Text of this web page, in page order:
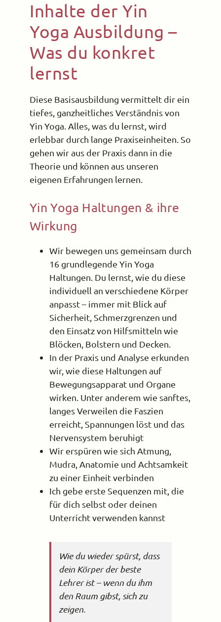
Inhalte der Yin
Yoga Ausbildung –
Was du konkret
lernst
Diese Basisausbildung vermittelt dir ein
tiefes, ganzheitliches Verständnis von
Yin Yoga. Alles, was du lernst, wird
erlebbar durch lange Praxiseinheiten. So
gehen wir aus der Praxis dann in die
Theorie und können aus unseren
eigenen Erfahrungen lernen.
Yin Yoga Haltungen & ihre
Wirkung
Wir bewegen uns gemeinsam durch
16 grundlegende Yin Yoga
Haltungen. Du lernst, wie du diese
individuell an verschiedene Körper
anpasst – immer mit Blick auf
Sicherheit, Schmerzgrenzen und
den Einsatz von Hilfsmitteln wie
Blöcken, Bolstern und Decken.
In der Praxis und Analyse erkunden
wir, wie diese Haltungen auf
Bewegungsapparat und Organe
wirken. Unter anderem wie sanftes,
langes Verweilen die Faszien
erreicht, Spannungen löst und das
Nervensystem beruhigt
Wir erspüren wie sich Atmung,
Mudra, Anatomie und Achtsamkeit
zu einer Einheit verbinden
Ich gebe erste Sequenzen mit, die
für dich selbst oder deinen
Unterricht verwenden kannst
Wie du wieder spürst, dass
dein Körper der beste
Lehrer ist – wenn du ihm
den Raum gibst, sich zu
zeigen.